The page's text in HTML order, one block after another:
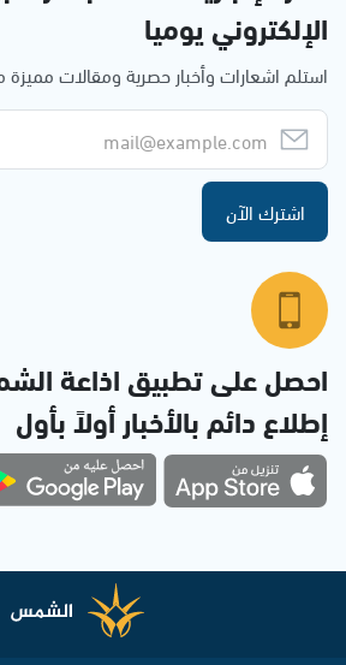
الإلكتروني يوميا
استلم اشعارات وأخبار حصرية ومقالات
اشترك الآن
احصل على تطبيق اذاعة
إطلاع دائم بالأخبار أولاً بأول